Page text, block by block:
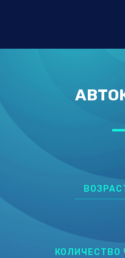
КОЛИЧЕСТВО